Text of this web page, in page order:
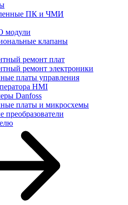
ПК и ЧМИ
модули
клапаны
ремонт плат
ремонт электроники
платы управления
HMI
Danfoss
платы и микросхемы
преобразователи